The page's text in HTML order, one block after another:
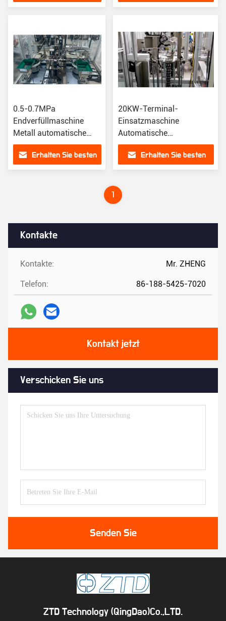
Kontakte
Kontakte: Mr. ZHENG
Telefon: 86-188-5425-7020
Kontakt jetzt
Verschicken Sie uns
Senden Sie
Einsetzungsgeräte
0.5-0.7MPa
Endverfüllmaschine
Metall automatische
Verfüllmaschine
Erhalten Sie besten
20KW-Terminal-
Einsatzmaschine
Automatische
Kernzufuhrgeräte
Erhalten Sie besten
1
ZTD Technology (QingDao)Co.,LTD.